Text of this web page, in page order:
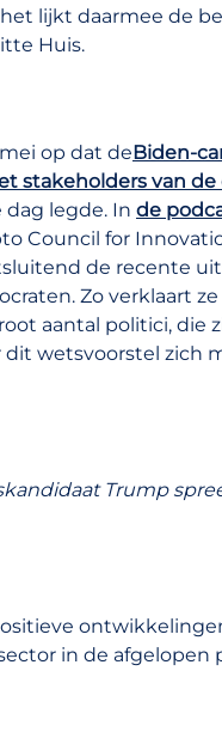
lijkt daarmee de
Huis.
op dat deBiden-
stakeholders van
legde. In de
Council for
de recente
Zo verklaart
aantal politici,
dit wetsvoorstel zich
Trump
in de afgelopen